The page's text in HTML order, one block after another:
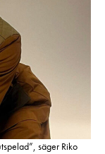
säger Riko